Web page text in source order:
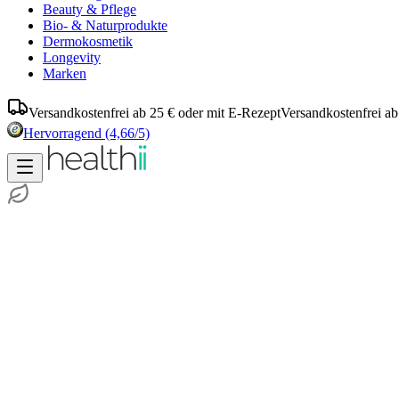
Beauty & Pflege
Bio- & Naturprodukte
Dermokosmetik
Longevity
Marken
Versandkostenfrei ab 25 € oder mit E-RezeptVersandkostenfrei
Hervorragend (4,66/5)